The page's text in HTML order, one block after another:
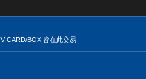
CARD/BOX 皆在此交易